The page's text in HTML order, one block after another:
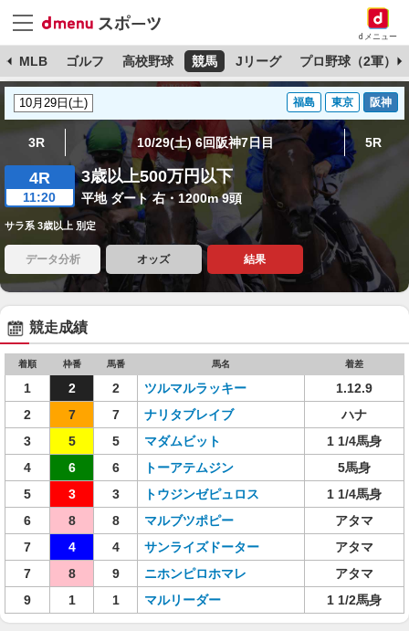
dメニュー
MLB ゴルフ 高校野球 競馬 Jリーグ プロ野球（2軍）
福島 東京 阪神
3R 10/29(土) 6回阪神7日目 5R
4R
11:20
3歳以上500万円以下
平地 ダート 右・1200m 9頭
サラ系 3歳以上 別定
データ分析 オッズ 結果
競走成績
着順 枠番 馬番 馬名 着差
1 2 2 ツルマルラッキー
1.12.9
2
7 7 ナリタブレイブ
ハナ
3
5 5 マダムビット
1 1/4馬身
4
6 6 トーアテムジン
5馬身
5
3 3 トウジンゼピュロス
1 1/4馬身
6
8 8 マルブツポピー
アタマ
7
4 4 サンライズドーター
アタマ
7
8 9 ニホンピロホマレ
アタマ
9
1 1 マルリーダー 1 1/2馬身